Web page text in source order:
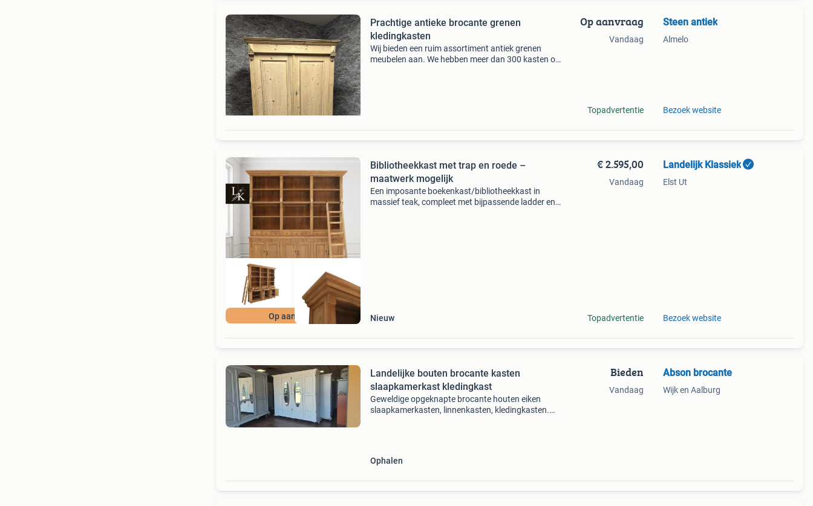
Prachtige antieke brocante grenen
kledingkasten
Wij bieden een ruim assortiment antiek grenen
meubelen aan. We hebben meer dan 300 kasten op
Op aanvraag
Vandaag
Topadvertentie
Steen antiek
Almelo
Bezoek website
Op aanvraag
Bibliotheekkast met trap en roede –
maatwerk mogelijk
Een imposante boekenkast/bibliotheekkast in
massief teak, compleet met bijpassende ladder en
Nieuw
€ 2.595,00
Vandaag
Topadvertentie
Landelijk Klassiek
Elst Ut
Bezoek website
Landelijke bouten brocante kasten
slaapkamerkast kledingkast
Geweldige opgeknapte brocante houten eiken
slaapkamerkasten, linnenkasten, kledingkasten.
Ophalen
Bieden
Vandaag
Abson brocante
Wijk en Aalburg